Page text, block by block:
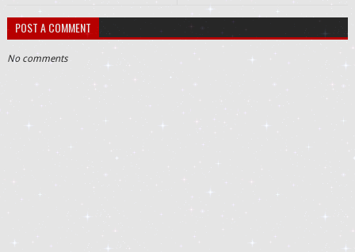
POST A COMMENT
No comments